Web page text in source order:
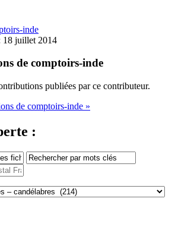
inde
18 juillet 2014
de comptoirs-inde
publiées par ce contributeur.
de comptoirs-inde »
: